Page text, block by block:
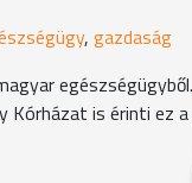
, gazdaság
Kórházat is érinti ez